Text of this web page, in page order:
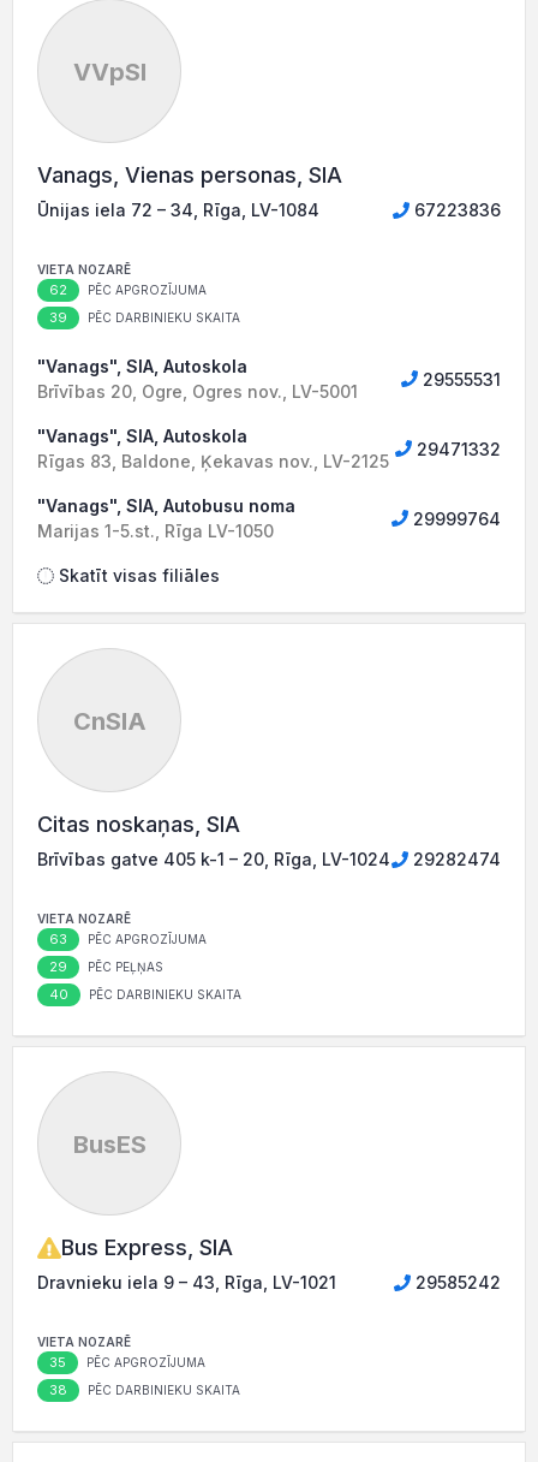
VVpSI
Vanags, Vienas personas, SIA
Ūnijas iela 72 – 34, Rīga, LV-1084 67223836
VIETA NOZARĒ
62 PĒC APGROZĪJUMA
39 PĒC DARBINIEKU SKAITA
"Vanags", SIA, Autoskola
Brīvības 20, Ogre, Ogres nov., LV-5001
29555531
"Vanags", SIA, Autoskola
Rīgas 83, Baldone, Ķekavas nov., LV-2125
29471332
"Vanags", SIA, Autobusu noma
Marijas 1-5.st., Rīga LV-1050
29999764
Skatīt visas filiāles
CnSIA
Citas noskaņas, SIA
Brīvības gatve 405 k-1 – 20, Rīga, LV-1024 29282474
VIETA NOZARĒ
63 PĒC APGROZĪJUMA
29 PĒC PEĻŅAS
40 PĒC DARBINIEKU SKAITA
BusES
Bus Express, SIA
Dravnieku iela 9 – 43, Rīga, LV-1021 29585242
VIETA NOZARĒ
35 PĒC APGROZĪJUMA
38 PĒC DARBINIEKU SKAITA